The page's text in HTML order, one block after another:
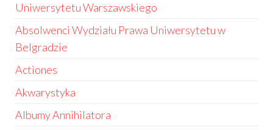
Uniwersytetu Warszawskiego
Absolwenci Wydziału Prawa Uniwersytetu w
Belgradzie
Actiones
Akwarystyka
Albumy Annihilatora